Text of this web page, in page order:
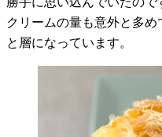
クリームの量も意外と多
と層になっています。